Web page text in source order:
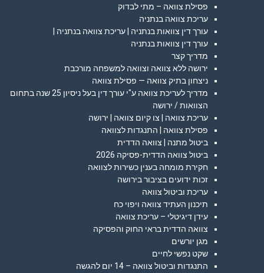
פסילת צוואה – מתי לבדוק
עריכת צוואה בנתניה
עורך דין צוואות בנתניה | עריכת צוואה בנתניה |
עורך דין צוואות בנתניה
מדריך קצר
ירושה ללא צוואה וצוואה למשפחה מורכבת
ניצחון בתיק צוואה — פסילת צוואה
מדריך לעריכת צוואה ע"י עורך דין בעל ניסיון 25 שנה בתחום
הצוואות / ירושה
עריכת צוואה | צו קיום צוואה | ירושה
פסילת צוואה | התנגדות לצוואה
ביטול מתנה | צוואה הדדית
ביטול צוואה הדדית-פסיקה 2026
חקירת מומחה בענין כשירות לצוואה
זכות ידועים בציבור בירושה
עריכת וביטול צוואה
תיכנון העתיד צוואה ויפוי כח
עידן דיגיטלי – עריכת צוואה
צוואה הדדית בראי החוק והפסיקה
מגן יורשים
שקט נפשי לחיים
התנגדות וביטול צוואה – 14 יום להגשה